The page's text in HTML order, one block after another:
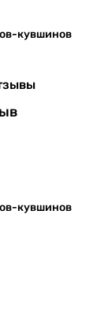
кувшинов
кувшинов